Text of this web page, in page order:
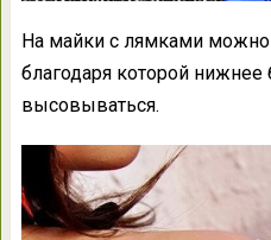
На майки с лямками можно
благодаря которой нижнее
высовываться.